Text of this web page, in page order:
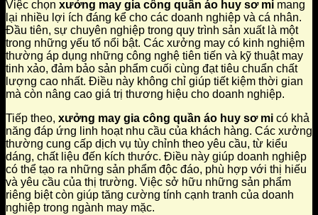
Việc chọn xưởng may gia công quần áo huy sơ mi mang
lại nhiều lợi ích đáng kể cho các doanh nghiệp và cá nhân.
Đầu tiên, sự chuyên nghiệp trong quy trình sản xuất là một
trong những yếu tố nổi bật. Các xưởng may có kinh nghiệm
thường áp dụng những công nghệ tiên tiến và kỹ thuật may
tinh xảo, đảm bảo sản phẩm cuối cùng đạt tiêu chuẩn chất
lượng cao nhất. Điều này không chỉ giúp tiết kiệm thời gian
mà còn nâng cao giá trị thương hiệu cho doanh nghiệp.
Tiếp theo, xưởng may gia công quần áo huy sơ mi có khả
năng đáp ứng linh hoạt nhu cầu của khách hàng. Các xưởng
thường cung cấp dịch vụ tùy chỉnh theo yêu cầu, từ kiểu
dáng, chất liệu đến kích thước. Điều này giúp doanh nghiệp
có thể tạo ra những sản phẩm độc đáo, phù hợp với thị hiếu
và yêu cầu của thị trường. Việc sở hữu những sản phẩm
riêng biệt còn giúp tăng cường tính cạnh tranh của doanh
nghiệp trong ngành may mặc.